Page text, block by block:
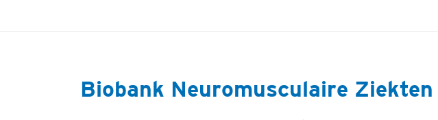
Biobank Neuromusculaire